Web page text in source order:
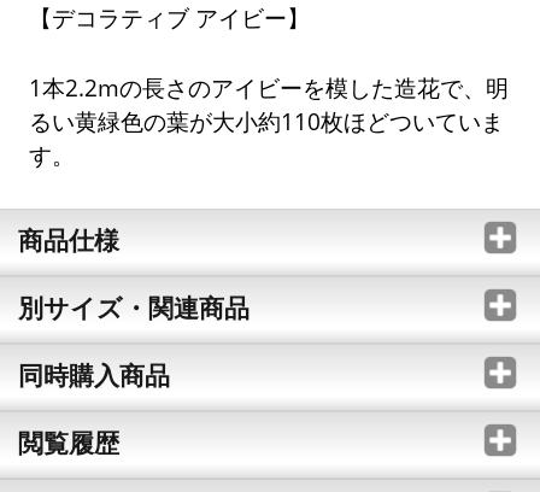
【デコラティブ アイビー】
1本2.2mの長さのアイビーを模した造花で、明
るい黄緑色の葉が大小約110枚ほどついていま
す。
商品仕様
別サイズ・関連商品
同時購入商品
閲覧履歴